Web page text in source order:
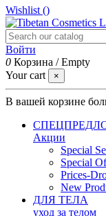
Wishlist ()
Войти
0 Корзина /Empty
Your cart
×
В вашей корзине
Акции
Special
Special
Prices-
New
ДЛЯ ТЕЛА
уход за телом